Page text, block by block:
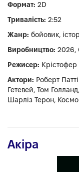
Формат: 2D
Тривалість: 2:52
Жанр: бойовик,
Виробництво: 2026,
Режисер:
Актори: Роберт
Гетевей, Том
Шарліз Терон,
Акіра